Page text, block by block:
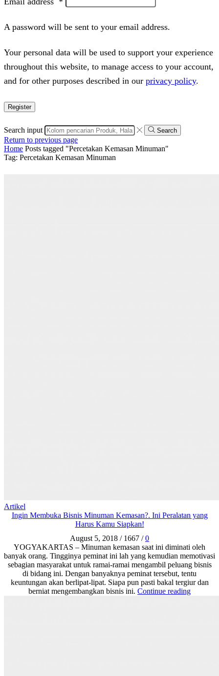
A password will be sent to your email address.
Your personal data will be used to support your experience
throughout this website, to manage access to your account,
and for other purposes described in our privacy policy.
Register
Search input Search
Return to previous page
Home Posts tagged "Percetakan Kemasan Minuman"
Tag: Percetakan Kemasan Minuman
Artikel
Ingin Membuka Bisnis Minuman Kemasan?. Ini Peralatan yang
Harus Kamu Siapkan!
August 5, 2018 / 1667 / 0
YOGYAKARTAS – Minuman kemasan saat ini diminati oleh
banyak orang. Tingginya peminat ini lah yang kemudian memotivasi
sebagian masyarakat untuk ramai-ramai mengambil peluang bisnis
di bidang ini. Dengan banyaknya peminat tersebut, tentu
keuntungan akan berlipat-lipat. Siapa pun pasti bakal tergiur dan
berniat mengembangkan bisnis ini. Continue reading